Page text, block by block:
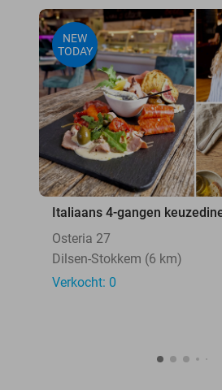
NEW
TODAY
Italiaans 4-gangen
Osteria 27
Dilsen-Stokkem (6 km)
Verkocht: 0